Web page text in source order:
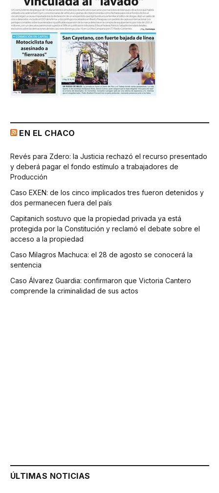
EN EL CHACO
Revés para Zdero: la Justicia rechazó el recurso presentado
y deberá pagar el fondo estímulo a trabajadores de
Producción
Caso EXEN: de los cinco implicados tres fueron detenidos y
dos permanecen fuera del país
Capitanich sostuvo que la propiedad privada ya está
protegida por la Constitución y reclamó el debate sobre el
acceso a la propiedad
Caso Milagros Machuca: el 28 de agosto se conocerá la
sentencia
Caso Álvarez Guardia: confirmaron que Victoria Cantero
comprende la criminalidad de sus actos
ÚLTIMAS NOTICIAS